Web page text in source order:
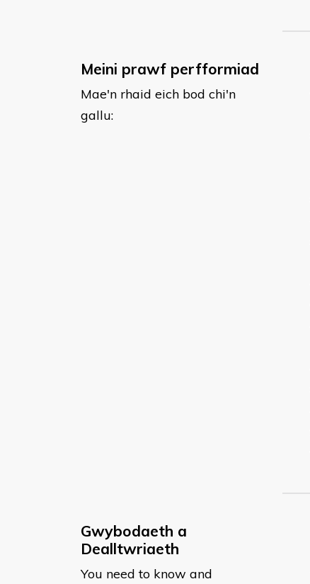
Meini prawf perfformiad
Mae'n rhaid eich bod chi'n
gallu:
Gwybodaeth a
Dealltwriaeth
You need to know and